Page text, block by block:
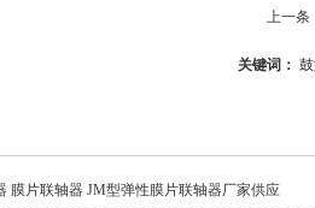
上一条
关键词：
膜片联轴器 JM型弹性膜片联轴器厂家供应